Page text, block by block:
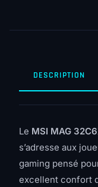
DESCRIPTION
Le MSI MAG
s’adresse aux
gaming pensé
excellent confort